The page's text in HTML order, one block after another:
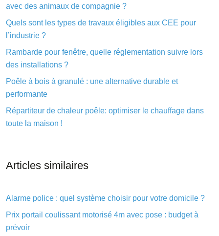
avec des animaux de compagnie ?
Quels sont les types de travaux éligibles aux CEE pour
l’industrie ?
Rambarde pour fenêtre, quelle réglementation suivre lors
des installations ?
Poêle à bois à granulé : une alternative durable et
performante
Répartiteur de chaleur poêle: optimiser le chauffage dans
toute la maison !
Articles similaires
Alarme police : quel système choisir pour votre domicile ?
Prix portail coulissant motorisé 4m avec pose : budget à
prévoir